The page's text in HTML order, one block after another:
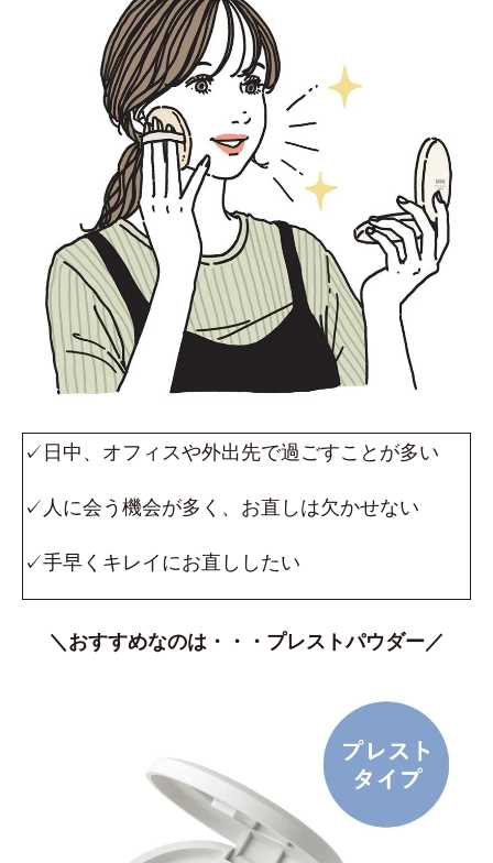
✓日中、オフィスや外出先で過ごすことが多い
✓人に会う機会が多く、お直しは欠かせない
✓手早くキレイにお直ししたい
＼おすすめなのは・・・プレストパウダー／